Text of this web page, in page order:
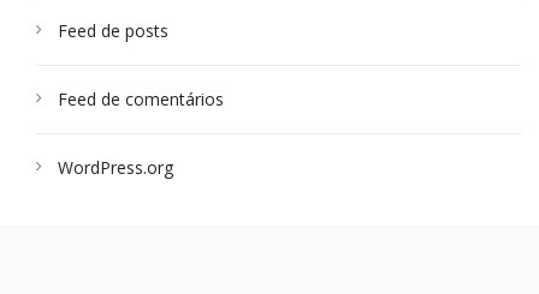
Feed de posts
Feed de comentários
WordPress.org